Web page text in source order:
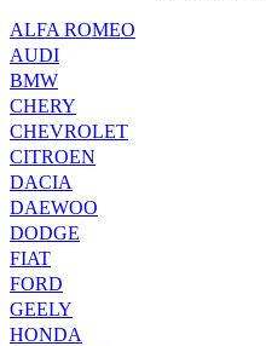
ALFA ROMEO
AUDI
BMW
CHERY
CHEVROLET
CITROEN
DACIA
DAEWOO
DODGE
FIAT
FORD
GEELY
HONDA